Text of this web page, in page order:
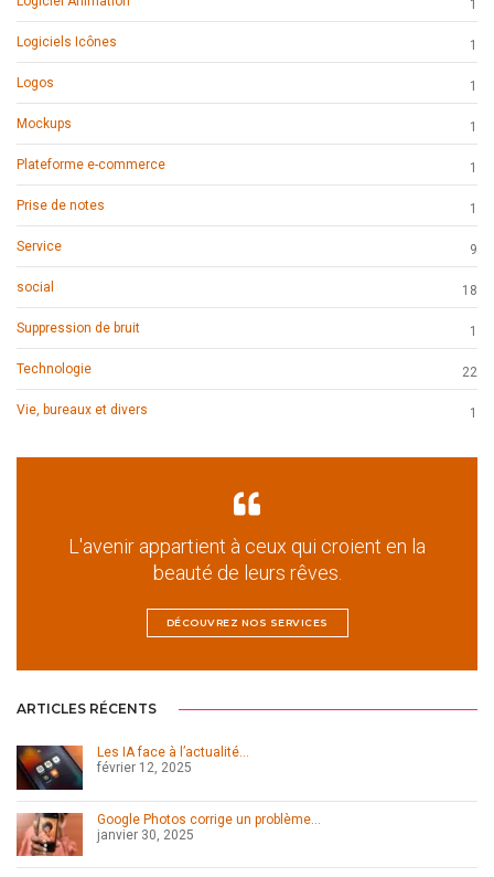
1
Logiciels Icônes 1
Logos 1
Mockups 1
Plateforme e-commerce 1
Prise de notes 1
Service 9
social 18
Suppression de bruit 1
Technologie 22
Vie, bureaux et divers 1
L'avenir appartient à ceux qui croient en la
beauté de leurs rêves.
DÉCOUVREZ NOS SERVICES
ARTICLES RÉCENTS
Les IA face à l’actualité…
février 12, 2025
Google Photos corrige un problème…
janvier 30, 2025